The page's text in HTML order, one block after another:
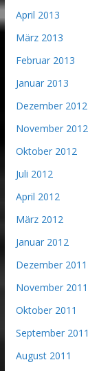
April 2013
März 2013
Februar 2013
Januar 2013
Dezember 2012
November 2012
Oktober 2012
Juli 2012
April 2012
März 2012
Januar 2012
Dezember 2011
November 2011
Oktober 2011
September 2011
August 2011